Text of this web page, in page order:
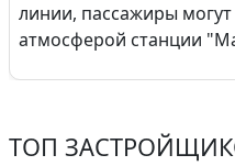
линии, пассажиры
атмосферой станции
ТОП